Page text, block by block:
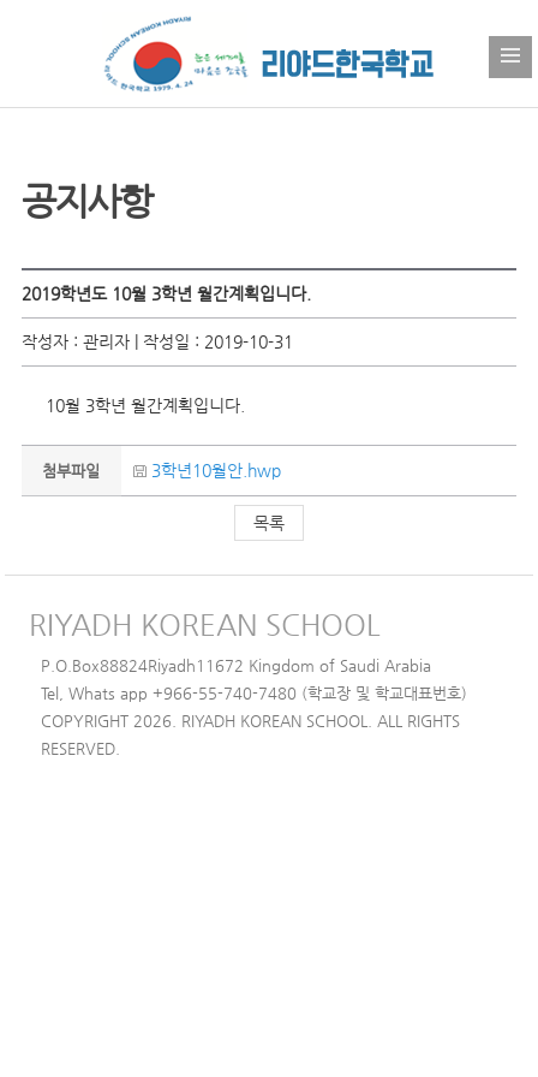
공지사항
2019학년도 10월 3학년 월간계획입니다.
작성자 : 관리자 | 작성일 : 2019-10-31
10월 3학년 월간계획입니다.
첨부파일 3학년10월안.hwp
목록
RIYADH KOREAN SCHOOL
P.O.Box88824Riyadh11672 Kingdom of Saudi Arabia
Tel, Whats app +966-55-740-7480 (학교장 및 학교대표번호)
COPYRIGHT 2026. RIYADH KOREAN SCHOOL. ALL RIGHTS
RESERVED.